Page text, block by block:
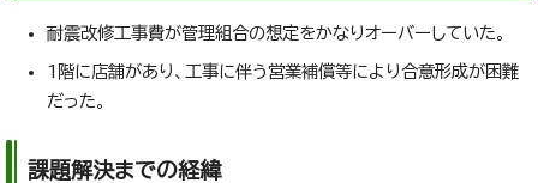
耐震改修工事費が管理組合の想定をかなりオーバーしていた。
1階に店舗があり、工事に伴う営業補償等により合意形成が困難
だった。
課題解決までの経緯